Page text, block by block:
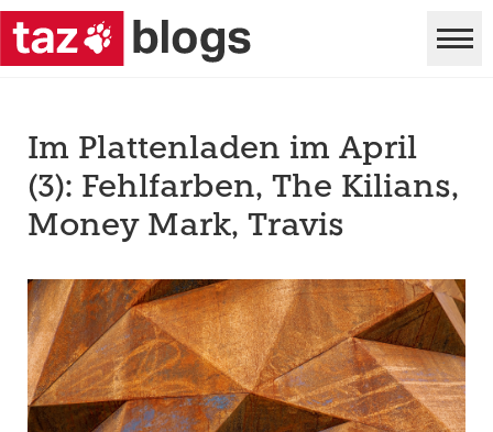
Im Plattenladen im April
(3): Fehlfarben, The Kilians,
Money Mark, Travis